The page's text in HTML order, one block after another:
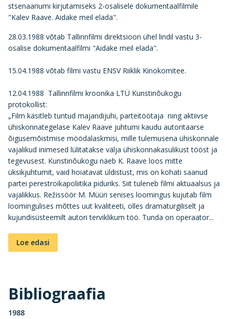
stsenaariumi kirjutamiseks 2-osalisele dokumentaalfilmile
"Kalev Raave. Aidake meil elada".
28.03.1988 võtab Tallinnfilmi direktsioon ühel lindil vastu 3-
osalise dokumentaalfilmi "Aidake meil elada".
15.04.1988 võtab filmi vastu ENSV Riiklik Kinokomitee.
12.04.1988 Tallinnfilmi kroonika LTÜ Kunstinõukogu
protokollist:
„Film käsitleb tuntud majandijuhi, parteitöötaja ning aktiivse
ühiskonnategelase Kalev Raave juhtumi kaudu autoritaarse
õigusemõistmise möödalaskmisi, mille tulemusena ühiskonnale
vajalikud inimesed lülitatakse välja ühiskonnakasulikust tööst ja
tegevusest. Kunstinõukogu näeb K. Raave loos mitte
üksikjuhtumit, vaid hoiatavat üldistust, mis on kohati saanud
partei perestroikapoliitika piduriks. Siit tuleneb filmi aktuaalsus ja
vajalikkus. Režissöör M. Müüri senises loomingus kujutab film
loomingulises mõttes uut kvaliteeti, olles dramaturgiliselt ja
kujundisüsteemilt autori terviklikum töö. Tunda on operaator...
Loe edasi
Bibliograafia
1988